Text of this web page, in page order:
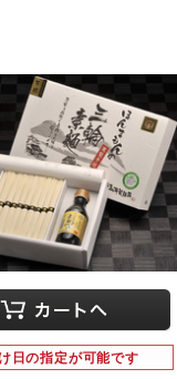
日の指定が可能です